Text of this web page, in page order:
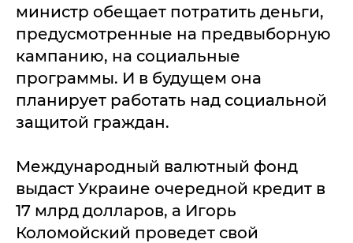
министр обещает потратить деньги,
предусмотренные на предвыборную
кампанию, на социальные
программы. И в будущем она
планирует работать над социальной
защитой граждан.
Международный валютный фонд
выдаст Украине очередной кредит в
17 млрд долларов, а Игорь
Коломойский проведет свой